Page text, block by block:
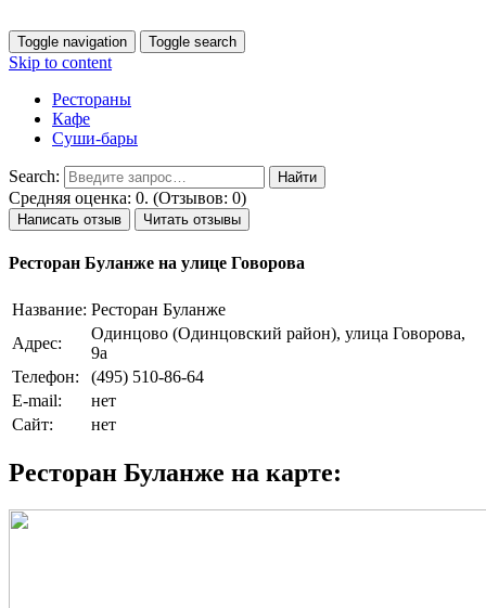
Toggle navigation Toggle search
Skip to content
Рестораны
Кафе
Суши-бары
Search:
Средняя оценка: 0. (Отзывов: 0)
Написать отзыв Читать отзывы
Ресторан Буланже на улице Говорова
Название: Ресторан Буланже
Адрес:
Одинцово (Одинцовский район), улица Говорова,
9а
Телефон:
(495) 510-86-64
E-mail:
нет
Сайт:
нет
Ресторан Буланже на карте: